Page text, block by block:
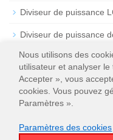
Diviseur de puissance
Diviseur de puissance
Coupleur directionnel
Coupleur hybride
Atténuateur
Résiliation
Nous utilisons des
utilisateur et analyser
Accepter », vous
cookies. Vous pouvez
Paramètres ».
Paramètres des cookies